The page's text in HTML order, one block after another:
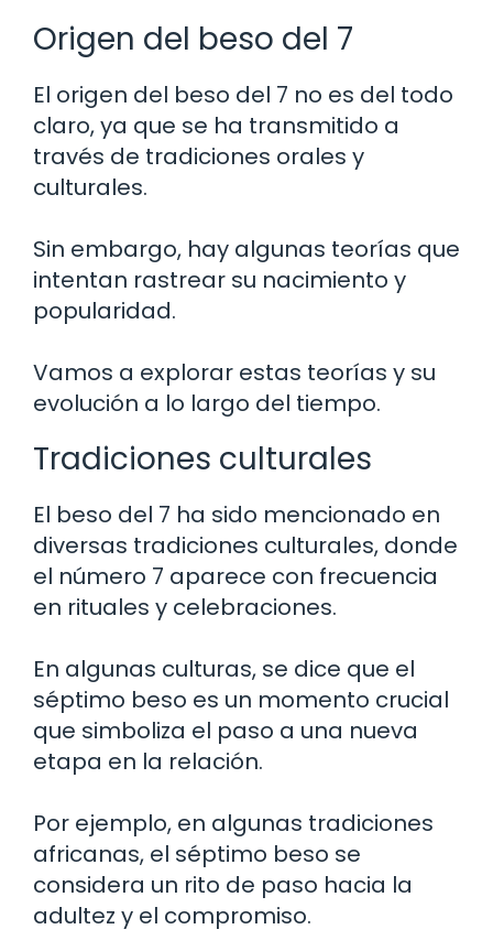
Origen del beso del 7
El origen del beso del 7 no es del todo
claro, ya que se ha transmitido a
través de tradiciones orales y
culturales.
Sin embargo, hay algunas teorías que
intentan rastrear su nacimiento y
popularidad.
Vamos a explorar estas teorías y su
evolución a lo largo del tiempo.
Tradiciones culturales
El beso del 7 ha sido mencionado en
diversas tradiciones culturales, donde
el número 7 aparece con frecuencia
en rituales y celebraciones.
En algunas culturas, se dice que el
séptimo beso es un momento crucial
que simboliza el paso a una nueva
etapa en la relación.
Por ejemplo, en algunas tradiciones
africanas, el séptimo beso se
considera un rito de paso hacia la
adultez y el compromiso.